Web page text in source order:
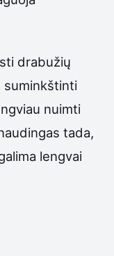
drabužių
suminkštinti
nuimti
tada,
lengvai